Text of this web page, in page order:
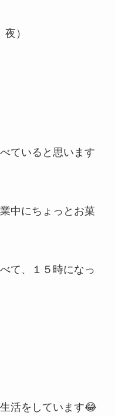
）
ていると思います
中にちょっとお菓
て、１５時になっ
活をしています😂